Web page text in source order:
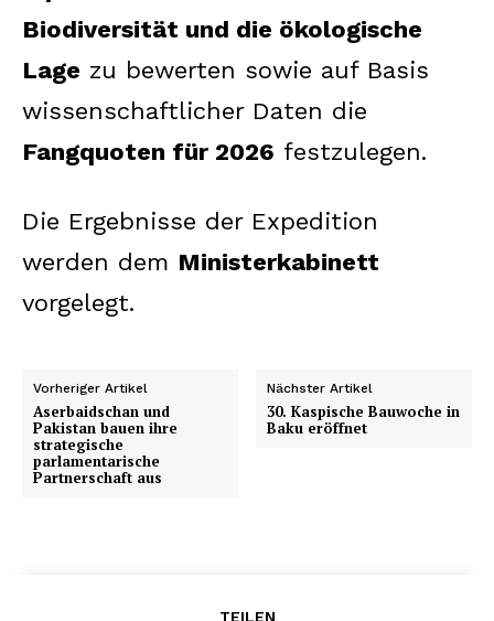
Biodiversität und die ökologische
Lage zu bewerten sowie auf Basis
wissenschaftlicher Daten die
Fangquoten für 2026 festzulegen.
Die Ergebnisse der Expedition
werden dem Ministerkabinett
vorgelegt.
Vorheriger Artikel
Aserbaidschan und
Pakistan bauen ihre
strategische
parlamentarische
Partnerschaft aus
Nächster Artikel
30. Kaspische Bauwoche in
Baku eröffnet
TEILEN